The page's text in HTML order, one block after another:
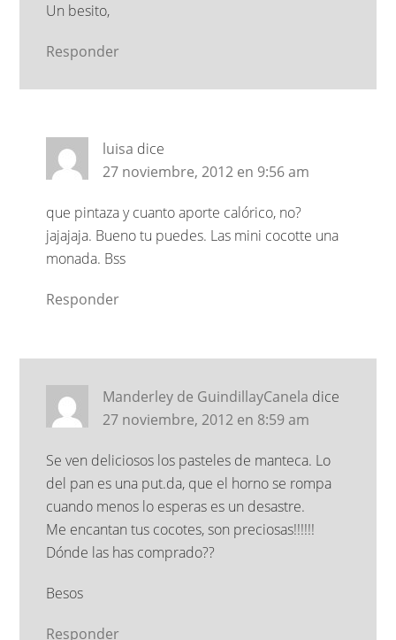
Un besito,
Responder
luisa dice
27 noviembre, 2012 en 9:56 am
que pintaza y cuanto aporte calórico, no?
jajajaja. Bueno tu puedes. Las mini cocotte una
monada. Bss
Responder
Manderley de GuindillayCanela dice
27 noviembre, 2012 en 8:59 am
Se ven deliciosos los pasteles de manteca. Lo
del pan es una put.da, que el horno se rompa
cuando menos lo esperas es un desastre.
Me encantan tus cocotes, son preciosas!!!!!!
Dónde las has comprado??
Besos
Responder